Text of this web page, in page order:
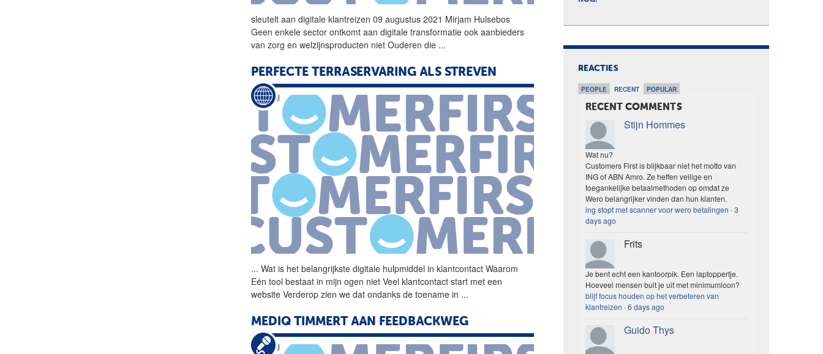
sleutelt aandigitale klantreizen 09 augustus 2021 Mirjam Hulsebos
Geen enkele sector ontkomt aandigitale transformatie ook aanbieders
van zorg en welzijnsproducten niet Ouderen die ...
PERFECTE TERRASERVARING ALS STREVEN
... Wat is het belangrijkstedigitale hulpmiddel in klantcontact Waarom
Eén tool bestaat in mijn ogen niet Veel klantcontact start met een
website Verderop zien we dat ondanks de toename in ...
MEDIQ TIMMERT AAN FEEDBACKWEG
REACTIES
PEOPLE RECENT POPULAR
RECENT COMMENTS
Stijn Hommes
Wat nu?
Customers First is blijkbaar niet het motto van
ING of ABN Amro. Ze heffen veilige en
toegankelijke betaalmethoden op omdat ze
Wero belangrijker vinden dan hun klanten.
ing stopt met scanner voor wero betalingen ·3
days ago
Frits
Je bent echt een kantoorpik. Een laptoppertje.
Hoeveel mensen buit je uit met minimumloon?
blijf focus houden op het verbeteren van
klantreizen ·6 days ago
Guido Thys